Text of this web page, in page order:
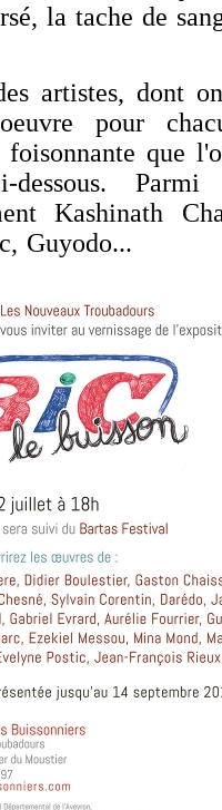
la tache de
artistes, dont on
pour
foisonnante que
dessous.
Kashinath
Guyodo...